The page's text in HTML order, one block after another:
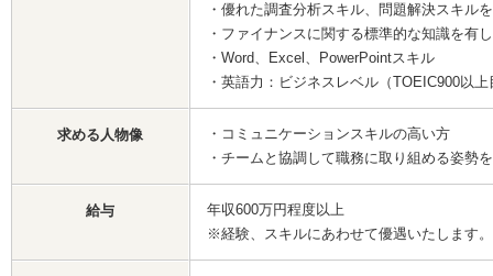
・優れた調査分析スキル、問題解決スキル
・ファイナンスに関する標準的な知識を有
・Word、Excel、PowerPointスキル
・英語力：ビジネスレベル（TOEIC900以上
求める人物像
・コミュニケーションスキルの高い方
・チームと協調して職務に取り組める姿勢
給与
年収600万円程度以上
※経験、スキルにあわせて優遇いたします。